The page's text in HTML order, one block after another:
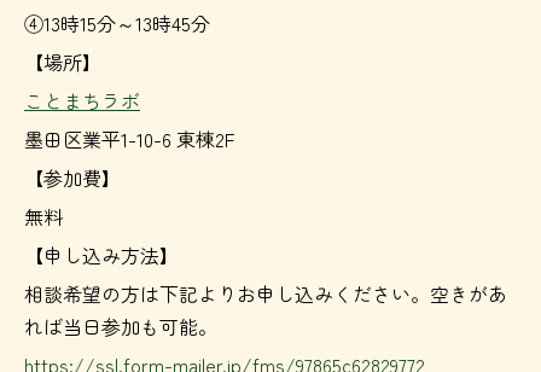
④13時15分～13時45分
【場所】
ことまちラボ
墨田区業平1-10-6 東棟2F
【参加費】
無料
【申し込み方法】
相談希望の方は下記よりお申し込みください。空きがあ
れば当日参加も可能。
https://ssl.form-mailer.jp/fms/97865c62829772